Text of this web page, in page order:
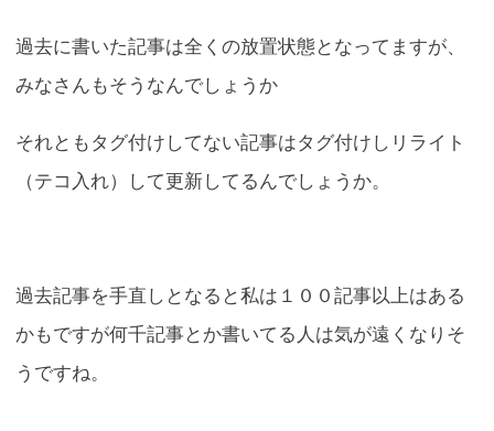
過去に書いた記事は全くの放置状態となってますが、
みなさんもそうなんでしょうか
それともタグ付けしてない記事はタグ付けしリライト
（テコ入れ）して更新してるんでしょうか。
過去記事を手直しとなると私は１００記事以上はある
かもですが何千記事とか書いてる人は気が遠くなりそ
うですね。